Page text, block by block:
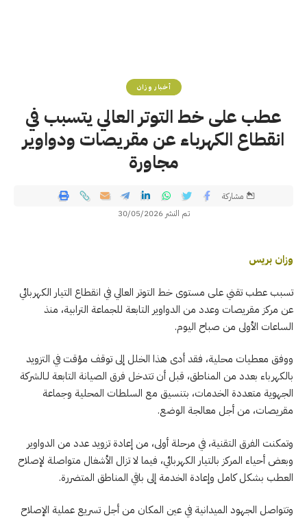
أخبار وزان
عطب على خط التوتر العالي يتسبب في
انقطاع الكهرباء عن مقريصات ودواوير
مجاورة
تم النشر 30/05/2026
مشاركة
وزان بريس
تسبب عطب تقني على مستوى خط التوتر العالي في انقطاع التيار الكهربائي
عن مركز مقريصات وعدد من الدواوير التابعة للجماعة الترابية، منذ
الساعات الأولى من صباح اليوم.
ووفق معطيات محلية، فقد أدى هذا الخلل إلى توقف مؤقت في التزويد
بالكهرباء بعدد من المناطق، قبل أن تتدخل فرق الصيانة التابعة لـالشركة
الجهوية متعددة الخدمات، بتنسيق مع السلطات المحلية وجماعة
مقريصات، من أجل معالجة الوضع.
وتمكنت الفرق التقنية، في مرحلة أولى، من إعادة تزويد عدد من الدواوير
وبعض أحياء المركز بالتيار الكهربائي، فيما لا تزال الأشغال متواصلة لإصلاح
العطب بشكل كامل وإعادة الخدمة إلى باقي المناطق المتضررة.
وتتواصل الجهود الميدانية في عين المكان من أجل تسريع عملية الإصلاح